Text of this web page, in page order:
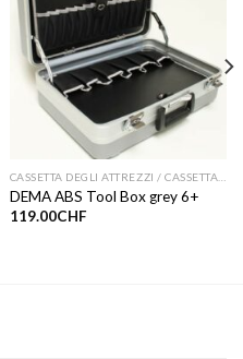
DEMA ABS Tool Box grey 6+
119.00CHF